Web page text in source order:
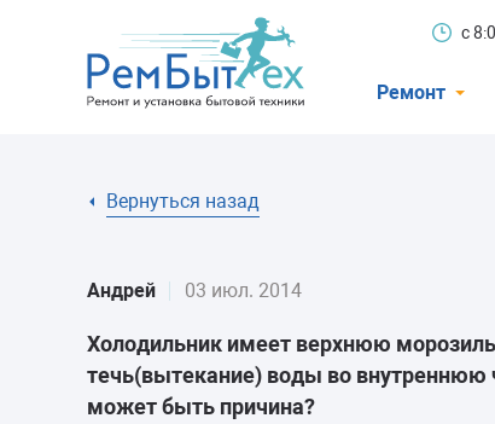
с
Ремонт
Вернуться назад
Андрей 03 июл. 2014
Холодильник имеет верхнюю
течь(вытекание) воды во
может быть причина?